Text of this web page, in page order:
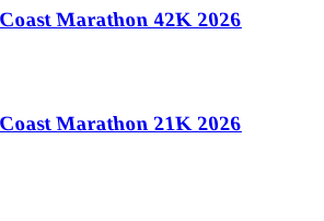
Marathon 42K 2026
Marathon 21K 2026